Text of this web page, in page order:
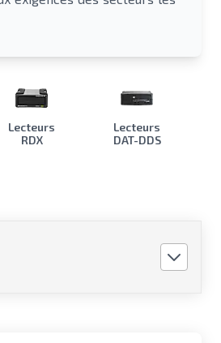
Lecteurs
RDX
Lecteurs
DAT-DDS